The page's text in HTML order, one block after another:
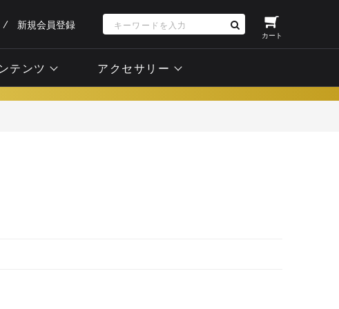
新規会員登録
カート
テンツ アクセサリー